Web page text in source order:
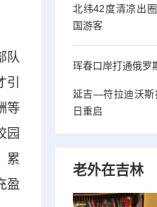
队
等
园
累
盈
北纬42度清凉出
国游客
珲春口岸打通俄罗
延吉—符拉迪沃斯
日重启
老外在吉林